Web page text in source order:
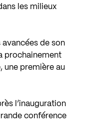
les milieux
avancées de son
prochainement
une première au
l’inauguration
conférence